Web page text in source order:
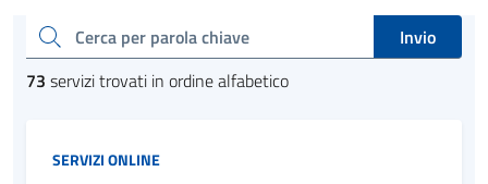
Esplora tutti i servizi
cerca
Invio
73 servizi trovati in ordine alfabetico
Categoria:
SERVIZI ONLINE